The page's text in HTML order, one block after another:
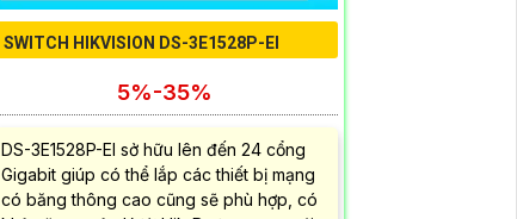
SWITCH HIKVISION DS-3E1528P-EI
5%-35%
DS-3E1528P-EI sở hữu lên đến 24 cổng
Gigabit giúp có thể lắp các thiết bị mạng
có băng thông cao cũng sẽ phù hợp, có